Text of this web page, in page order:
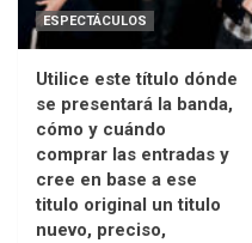
ESPECTÁCULOS
Utilice este título dónde
se presentará la banda,
cómo y cuándo
comprar las entradas y
cree en base a ese
titulo original un titulo
nuevo, preciso,